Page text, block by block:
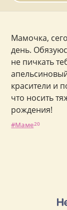
Мамочка,
день.
не пичкать
красители и
что носить
рождения!
Маме20